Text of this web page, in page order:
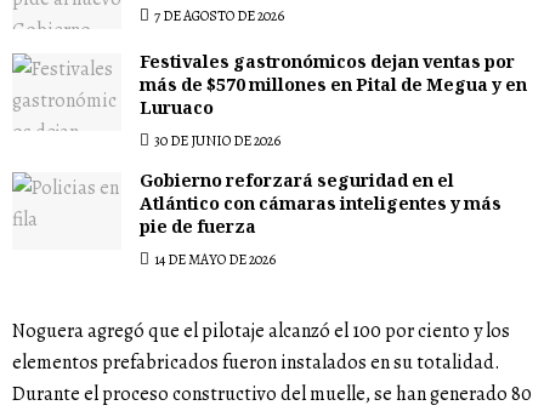
7 DE AGOSTO DE 2026
Festivales gastronómicos dejan ventas por
más de $570 millones en Pital de Megua y en
Luruaco
30 DE JUNIO DE 2026
Gobierno reforzará seguridad en el
Atlántico con cámaras inteligentes y más
pie de fuerza
14 DE MAYO DE 2026
Noguera agregó que el pilotaje alcanzó el 100 por ciento y los
elementos prefabricados fueron instalados en su totalidad.
Durante el proceso constructivo del muelle, se han generado 80